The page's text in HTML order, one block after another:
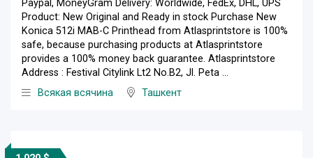
Paypal, MoneyGram Delivery: Worldwide, FedEx, DHL, UPS
Product: New Original and Ready in stock Purchase New
Konica 512i MAB-C Printhead from Atlasprintstore is 100%
safe, because purchasing products at Atlasprintstore
provides a 100% money back guarantee. Atlasprintstore
Address : Festival Citylink Lt2 No.B2, Jl. Peta ...
Всякая всячина
Ташкент